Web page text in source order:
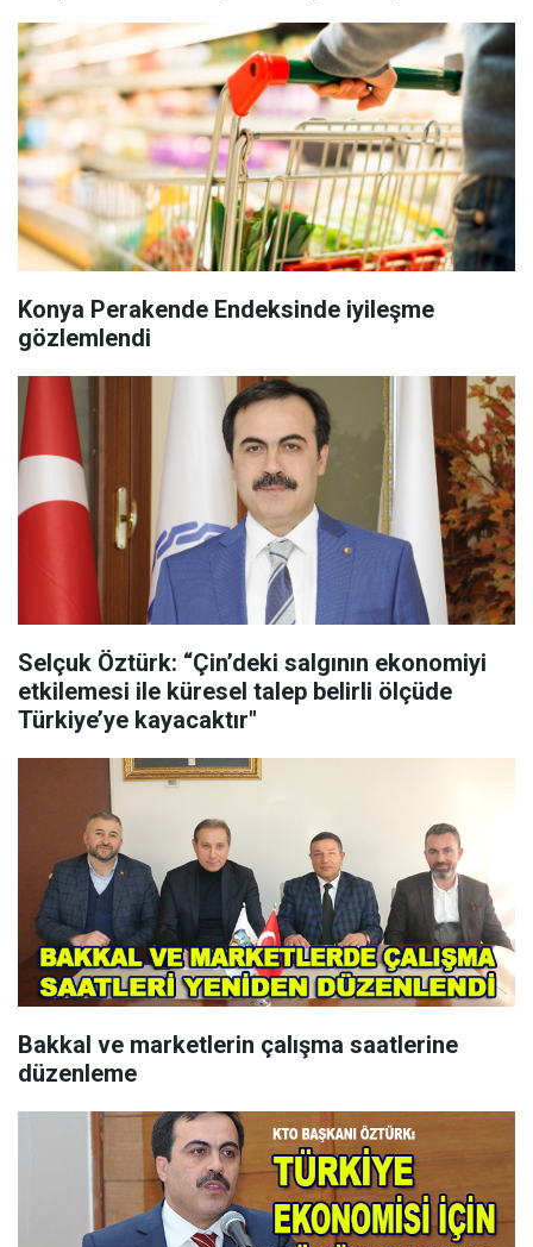
Konya Perakende Endeksinde iyileşme
gözlemlendi
Selçuk Öztürk: “Çin’deki salgının ekonomiyi
etkilemesi ile küresel talep belirli ölçüde
Türkiye’ye kayacaktır"
Bakkal ve marketlerin çalışma saatlerine
düzenleme